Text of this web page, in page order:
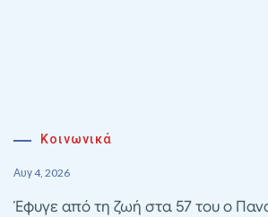
Κοινωνικά
Αυγ 4, 2026
Έφυγε από τη ζωή στα 57 του ο